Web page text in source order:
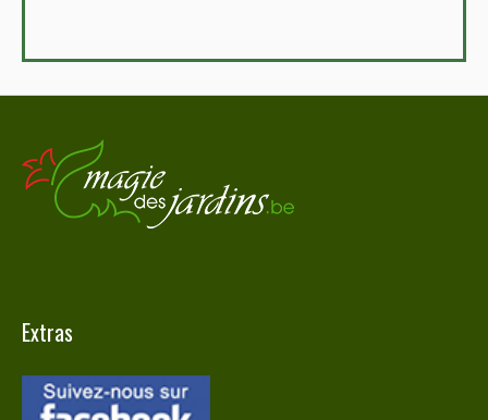
Extras